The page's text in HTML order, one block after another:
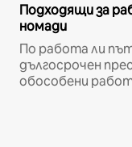
Подходящи за
номади
По работа ли
дългосрочен
обособени